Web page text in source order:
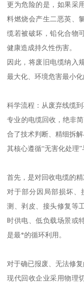
更为危险的是，如果采
料燃烧会产生二恶英、
缆若被破坏，铅化合物
健康造成持久性伤害。
因此，将废旧电缆纳入
最大化、环境危害最小化
科学流程：从废弃线缆
专业的电缆回收，绝非
合了技术判断、精细拆
其核心遵循“无害化处理”
首先，是对回收电缆的精
对于部分因局部损坏
测、剥皮、接头修复等
时供电、低负载场景或
是最*的循环利用。
对于确已报废、无法修
现代回收企业采用物理